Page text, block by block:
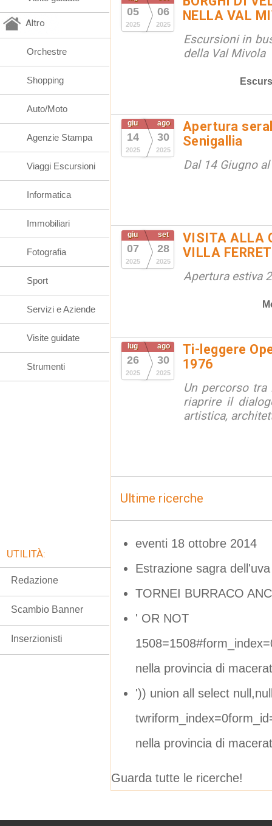
05
2025
06
2025
NELLA VAL
Escursioni in
della Val Mivola
giu
14
2025
ago
30
2025
Apertura
Senigallia
Dal 14 Giugno
giu
07
2025
set
28
2025
VISITA ALLA
VILLA
Apertura estiva
lug
26
2025
ago
30
2025
Ti-leggere
1976
Un percorso
riaprire il
artistica,
Ultime ricerche
eventi 18 ottobre 2014
Estrazione sagra
TORNEI BURRACO
' OR NOT
nella provincia di
')) union all select
nella provincia di
Guarda tutte le ricerche!
Altro
Orchestre
Shopping
Auto/Moto
Agenzie Stampa
Viaggi Escursioni
Informatica
Immobiliari
Fotografia
Sport
Servizi e Aziende
Visite guidate
Strumenti
UTILITÀ:
Redazione
Scambio Banner
Inserzionisti